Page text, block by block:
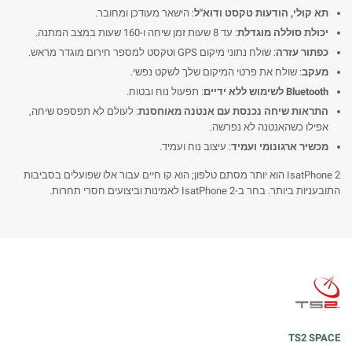
תא קולי, הודעות טקסט ודוא"ל: הישאר מעודכן ומחובר.
יכולת סוללה מוגדלת: עד 8 שעות זמן שיחה ו-160 שעות במצב המתנה.
כפתור עזרה: שולח נתוני מיקום GPS וטקסט למספר חירום מוגדר מראש.
מעקב: שולח את פרטי המיקום שלך לשקט נפשי.
Bluetooth לשימוש ללא ידיים
: תפעול נוח ובטוח.
התראות שיחה נכנסת עם אנטנה מאוחסנת: לעולם לא תפספס שיחה,
אפילו כשהאנטנה לא נפרשה.
מכשיר ארגונומי ועמיד: עיצוב נוח ועמיד.
IsatPhone 2 הוא יותר מסתם טלפון; הוא קו חיים עבור אלו שפועלים בסביבות
התובעניות ביותר. בחר ב-IsatPhone 2 לאמינות וביצועים חסרי תחרות.
TS2 SPACE